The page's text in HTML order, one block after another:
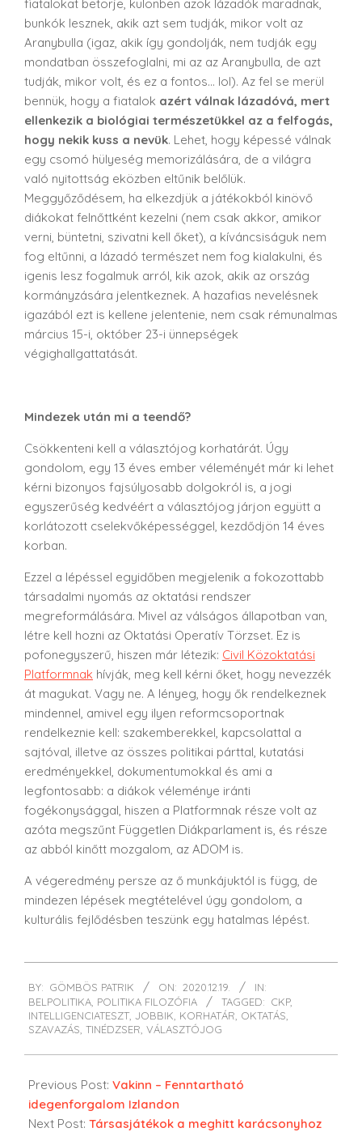
fiatalokat betörje, különben azok lázadók maradnak,
bunkók lesznek, akik azt sem tudják, mikor volt az
Aranybulla (igaz, akik így gondolják, nem tudják egy
mondatban összefoglalni, mi az az Aranybulla, de azt
tudják, mikor volt, és ez a fontos… lol). Az fel se merül
bennük, hogy a fiatalok azért válnak lázadóvá, mert
ellenkezik a biológiai természetükkel az a felfogás,
hogy nekik kuss a nevük. Lehet, hogy képessé válnak
egy csomó hülyeség memorizálására, de a világra
való nyitottság eközben eltűnik belőlük.
Meggyőződésem, ha elkezdjük a játékokból kinövő
diákokat felnőttként kezelni (nem csak akkor, amikor
verni, büntetni, szivatni kell őket), a kíváncsiságuk nem
fog eltűnni, a lázadó természet nem fog kialakulni, és
igenis lesz fogalmuk arról, kik azok, akik az ország
kormányzására jelentkeznek. A hazafias nevelésnek
igazából ezt is kellene jelentenie, nem csak rémunalmas
március 15-i, október 23-i ünnepségek
végighallgattatását.
Mindezek után mi a teendő?
Csökkenteni kell a választójog korhatárát. Úgy
gondolom, egy 13 éves ember véleményét már ki lehet
kérni bizonyos fajsúlyosabb dolgokról is, a jogi
egyszerűség kedvéért a választójog járjon együtt a
korlátozott cselekvőképességgel, kezdődjön 14 éves
korban.
Ezzel a lépéssel egyidőben megjelenik a fokozottabb
társadalmi nyomás az oktatási rendszer
megreformálására. Mivel az válságos állapotban van,
létre kell hozni az Oktatási Operatív Törzset. Ez is
pofonegyszerű, hiszen már létezik: Civil Közoktatási
Platformnak hívják, meg kell kérni őket, hogy nevezzék
át magukat. Vagy ne. A lényeg, hogy ők rendelkeznek
mindennel, amivel egy ilyen reformcsoportnak
rendelkeznie kell: szakemberekkel, kapcsolattal a
sajtóval, illetve az összes politikai párttal, kutatási
eredményekkel, dokumentumokkal és ami a
legfontosabb: a diákok véleménye iránti
fogékonysággal, hiszen a Platformnak része volt az
azóta megszűnt Független Diákparlament is, és része
az abból kinőtt mozgalom, az ADOM is.
A végeredmény persze az ő munkájuktól is függ, de
mindezen lépések megtételével úgy gondolom, a
kulturális fejlődésben teszünk egy hatalmas lépést.
12-
19
BY: GÖMBÖS PATRIK ON: 2020.12.19.
IN:
BELPOLITIKA, POLITIKA FILOZÓFIA TAGGED: CKP,
INTELLIGENCIATESZT, JOBBIK, KORHATÁR, OKTATÁS,
SZAVAZÁS, TINÉDZSER, VÁLASZTÓJOG
Previous Post: Vakinn – Fenntartható
idegenforgalom Izlandon
Next Post: Társasjátékok a meghitt karácsonyhoz